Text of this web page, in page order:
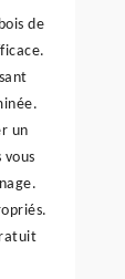
de
un
vous